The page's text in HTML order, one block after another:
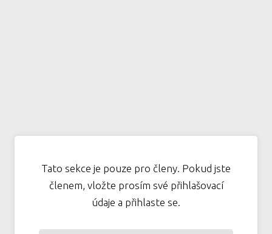
Tato sekce je pouze pro členy. Pokud jste
členem, vložte prosím své přihlašovací
údaje a přihlaste se.